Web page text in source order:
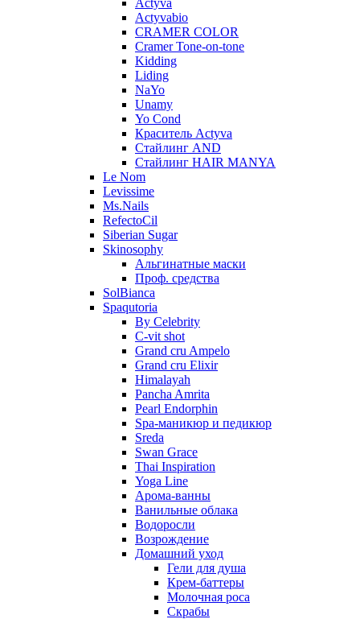
Actyva
Actyvabio
CRAMER COLOR
Cramer Tone-on-tone
Kidding
Liding
NaYo
Unamy
Yo Cond
Краситель Actyva
Стайлинг AND
Стайлинг HAIR MANYA
Le Nom
Levissime
Ms.Nails
RefectoCil
Siberian Sugar
Skinosophy
Альгинатные маски
Проф. средства
SolBianca
Spaqutoria
By Celebrity
C-vit shot
Grand cru Ampelo
Grand сru Elixir
Himalayah
Pancha Amrita
Pearl Endorphin
Spa-маникюр и педикюр
Sreda
Swan Grace
Thai Inspiration
Yoga Line
Арома-ванны
Ванильные облака
Водоросли
Возрождение
Домашний уход
Гели для душа
Крем-баттеры
Молочная роса
Скрабы